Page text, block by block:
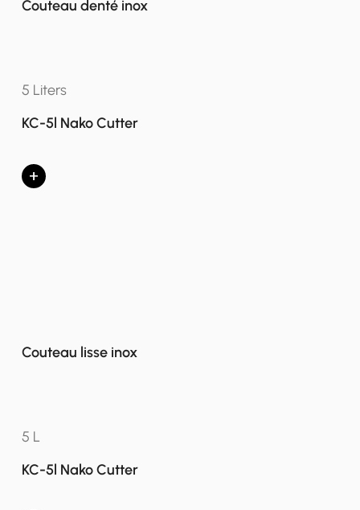
Couteau denté inox
5 Liters
KC-5l Nako Cutter
+
Couteau lisse inox
5 L
KC-5l Nako Cutter